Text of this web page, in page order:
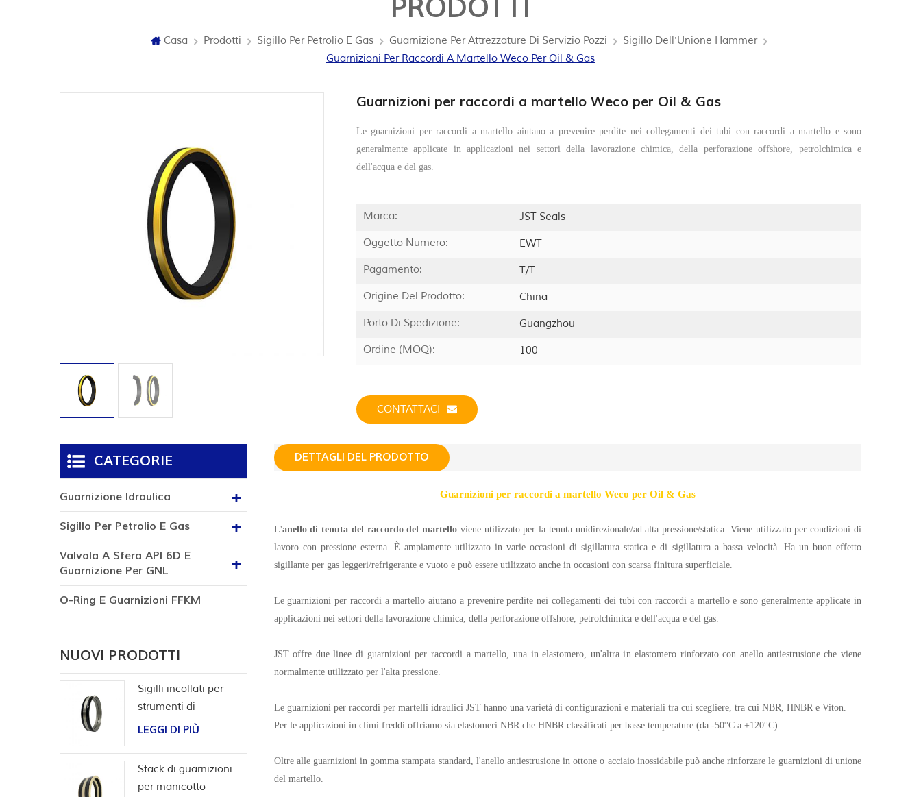
PRODOTTI
Casa Prodotti Sigillo Per Petrolio E Gas Guarnizione Per Attrezzature Di Servizio Pozzi
Sigillo Dell'Unione Hammer
Guarnizioni Per Raccordi A Martello Weco Per Oil & Gas
Guarnizioni per raccordi a martello Weco per Oil & Gas
Le guarnizioni per raccordi a martello aiutano a prevenire perdite nei collegamenti dei tubi con raccordi a martello e sono
generalmente applicate in applicazioni nei settori della lavorazione chimica, della perforazione offshore, petrolchimica e
dell'acqua e del gas.
Marca:
JST Seals
Oggetto Numero:
EWT
Pagamento:
T/T
Origine Del Prodotto:
China
Porto Di Spedizione:
Guangzhou
Ordine (MOQ):
100
CONTATTACI
DETTAGLI DEL PRODOTTO
Guarnizioni per raccordi a martello Weco per Oil & Gas
L'anello di tenuta del raccordo del martello viene utilizzato per la tenuta unidirezionale/ad alta pressione/statica. Viene utilizzato per condizioni di
lavoro con pressione esterna. È ampiamente utilizzato in varie occasioni di sigillatura statica e di sigillatura a bassa velocità. Ha un buon effetto
sigillante per gas leggeri/refrigerante e vuoto e può essere utilizzato anche in occasioni con scarsa finitura superficiale.
Le guarnizioni per raccordi a martello aiutano a prevenire perdite nei collegamenti dei tubi con raccordi a martello e sono generalmente applicate in
applicazioni nei settori della lavorazione chimica, della perforazione offshore, petrolchimica e dell'acqua e del gas.
JST offre due linee di guarnizioni per raccordi a martello, una in elastomero, un'altra in elastomero rinforzato con anello antiestrusione che viene
normalmente utilizzato per l'alta pressione.
Le guarnizioni per raccordi per martelli idraulici JST hanno una varietà di configurazioni e materiali tra cui scegliere, tra cui NBR, HNBR e Viton.
Per le applicazioni in climi freddi offriamo sia elastomeri NBR che HNBR classificati per basse temperature (da -50°C a +120°C).
Oltre alle guarnizioni in gomma stampata standard, l'anello antiestrusione in ottone o acciaio inossidabile può anche rinforzare le guarnizioni di unione
del martello.
CATEGORIE
Guarnizione Idraulica
Sigillo Per Petrolio E Gas
Valvola A Sfera API 6D E
Guarnizione Per GNL
O-Ring E Guarnizioni FFKM
NUOVI PRODOTTI
Sigilli incollati per
strumenti di
completamento
LEGGI DI PIÙ
Stack di guarnizioni
per manicotto